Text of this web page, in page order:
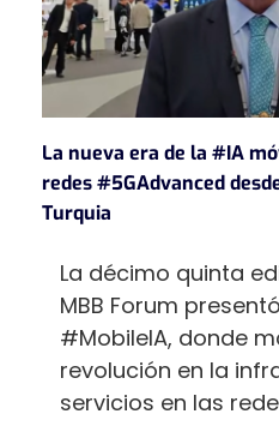
La nueva era de la #IA
redes #5GAdvanced
Turquia
La décimo quinta
MBB Forum
#MobileIA, donde
revolución en la
servicios en las